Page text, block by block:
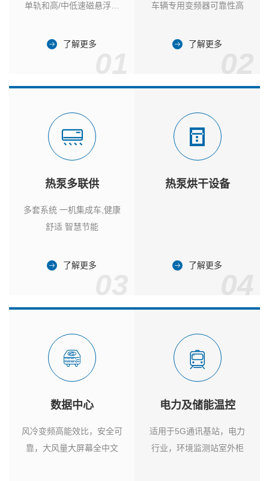
单轨和高/中低速磁悬浮列
了解更多
车辆专用变频器可靠性高
了解更多
热泵多联供
多套系统 一机集成车,健康
舒适 智慧节能
了解更多
热泵烘干设备
了解更多
数据中心
风冷变频高能效比，安全可
靠，大风量大屏幕全中文
电力及储能温控
适用于5G通讯基站，电力
行业，环境监测站室外柜